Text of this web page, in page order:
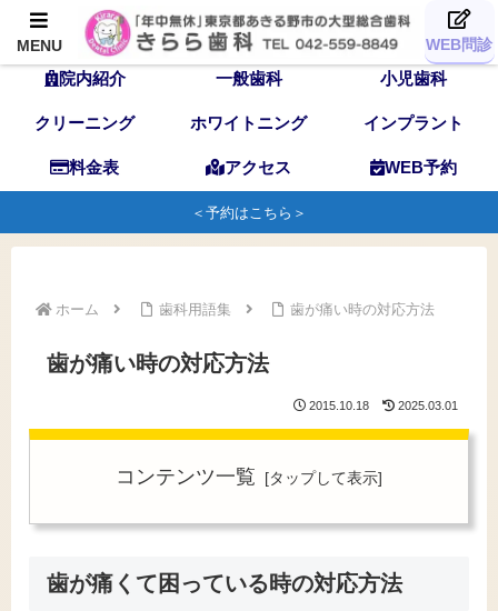
TOP 歯科医師 スタッフ
院内紹介 一般歯科 小児歯科
クリーニング ホワイトニング インプラント
料金表 アクセス WEB予約
＜予約はこちら＞
ホーム 歯科用語集 歯が痛い時の対応方法
歯が痛い時の対応方法
2015.10.18 2025.03.01
コンテンツ一覧
歯が痛くて困っている時の対応方法
MENU WEB問診